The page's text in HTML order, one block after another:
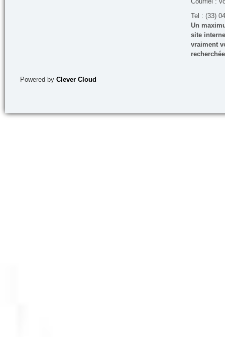
Tel : (33)
Un
site
vraiment
Powered by Clever Cloud